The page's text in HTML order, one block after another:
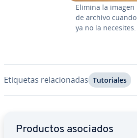
Elimina la imagen
de archivo cuando
ya no la necesites.
Etiquetas re­la­cio­na­das Tu­to­ria­les
Productos asociados